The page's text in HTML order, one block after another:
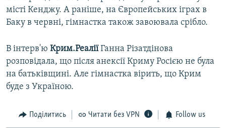
місті Кенджу. А раніше, на Європейських іграх в
Баку в червні, гімнастка також завоювала срібло.
В інтерв'ю Крим.РеаліїГанна Різатдінова
розповідала, що після анексії Криму Росією не була
на батьківщині. Але гімнастка вірить, що Крим
буде з Україною.
Поділитись Читати без VPN Follow us